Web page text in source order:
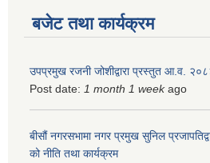
बजेट तथा कार्यक्रम
उपप्रमुख रजनी जोशीद्वारा प्रस्तुत आ.व.
Post date: 1 month 1 weekago
बीसौं नगरसभामा नगर प्रमुख सुनिल
को नीति तथा कार्यक्रम